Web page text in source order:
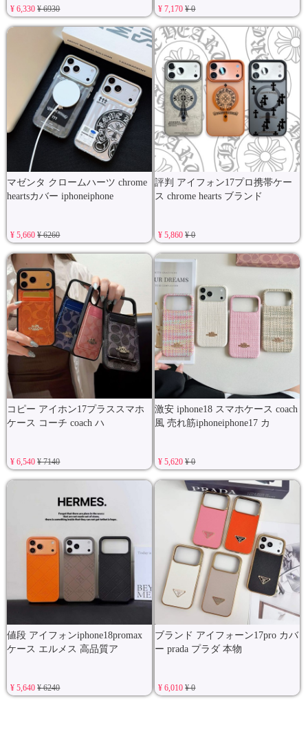
¥ 6,330¥ 6930 ¥ 7,170¥ 0
マゼンタ クロームハーツ chrome
heartsカバー iphoneiphone
¥ 5,660¥ 6260
評判 アイフォン17プロ携帯ケー
ス chrome hearts ブランド
¥ 5,860¥ 0
コピー アイホン17プラススマホ
ケース コーチ coach ハ
¥ 6,540¥ 7140
激安 iphone18 スマホケース coach
風 売れ筋iphoneiphone17 カ
¥ 5,620¥ 0
値段 アイフォンiphone18promax
ケース エルメス 高品質ア
¥ 5,640¥ 6240
ブランド アイフォーン17pro カバ
ー prada プラダ 本物
¥ 6,010¥ 0